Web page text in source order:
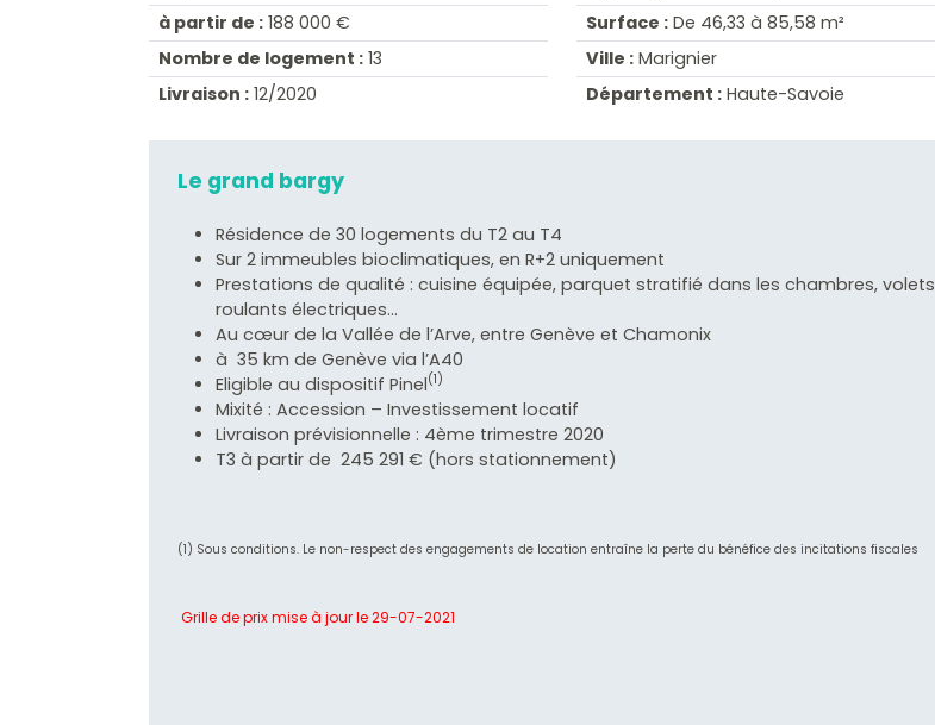
à partir de : 188 000 €
Nombre de logement : 13
Livraison : 12/2020
Surface : De 46,33 à 85,58 m²
Ville : Marignier
Département : Haute-Savoie
Le grand bargy
Résidence de 30 logements du T2 au T4
Sur 2 immeubles bioclimatiques, en R+2 uniquement
Prestations de qualité : cuisine équipée, parquet stratifié dans les chambres, volets
roulants électriques…
Au cœur de la Vallée de l’Arve, entre Genève et Chamonix
à 35 km de Genève via l’A40
Eligible au dispositif Pinel(1)
Mixité : Accession – Investissement locatif
Livraison prévisionnelle : 4ème trimestre 2020
T3 à partir de 245 291 € (hors stationnement)
(1) Sous conditions. Le non-respect des engagements de location entraîne la perte du bénéfice des incitations fiscales
Grille de prix mise à jour le 29-07-2021